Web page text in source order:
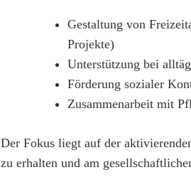
Gestaltung von
Projekte)
Unterstützung bei
Förderung sozialer
Zusammenarbeit mit
Der Fokus liegt auf der
zu erhalten und am